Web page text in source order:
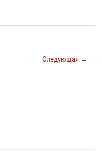
Следующая →